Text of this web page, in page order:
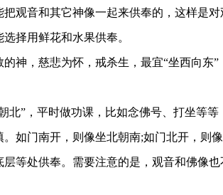
把观音和其它神像一起来供奉的，这样是
择用鲜花和水果供奉。
神，慈悲为怀，戒杀生，最宜“坐西向东
北”，平时做功课，比如念佛号、打坐等
。如门南开，则像坐北朝南;如门北开，则
层等处供奉。需要注意的是，观音和佛像